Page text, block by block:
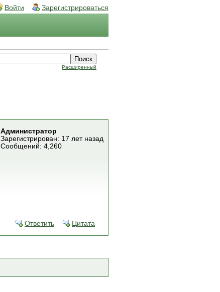
Войти Зарегистрироваться
Расширенный
Администратор
Зарегистрирован: 17 лет назад
Сообщений: 4,260
Ответить Цитата